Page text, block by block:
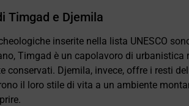
Timgad e Djemila
inserite nella lista UNESCO
Timgad è un capolavoro di urbanistica
conservati. Djemila, invece, offre i resti
il loro stile di vita a un ambiente